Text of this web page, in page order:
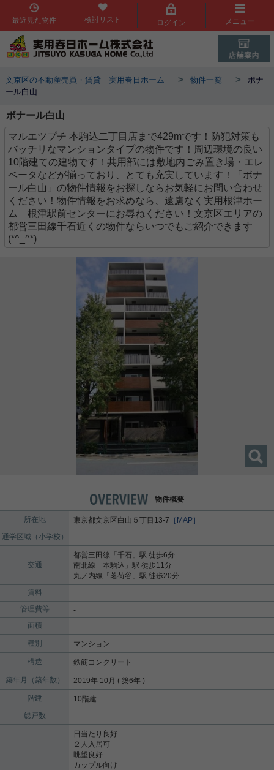
最近見た物件 検討リスト ログイン メニュー
文京区の不動産売買・賃貸｜実用春日ホーム > 物件一覧 >
ボナ
ール白山
ボナール白山
マルエツプチ 本駒込二丁目店まで429mです！防犯対策も
バッチリなマンションタイプの物件です！周辺環境の良い
10階建ての建物です！共用部には敷地内ごみ置き場・エレ
ベータなどが揃っており、とても充実しています！「ボナ
ール白山」の物件情報をお探しならお気軽にお問い合わせ
ください！物件情報をお求めなら、遠慮なく実用根津ホー
ム 根津駅前センターにお尋ねください！文京区エリアの
都営三田線千石近くの物件ならいつでもご紹介できます
(*^_^*)
物件概要
所在地 東京都文京区白山 ５丁目13-7 ［MAP］
通学区域（小学校）
-
交通
都営三田線 「千石 」駅 徒歩6分
南北線 「本駒込 」駅 徒歩11分
丸ノ内線 「茗荷谷 」駅 徒歩20分
賃料
-
管理費等
-
面積
-
種別
マンション
構造 鉄筋コンクリート
築年月（築年数） 2019年 10月 ( 築6年 )
階建
10階建
総戸数
-
日当たり良好
２人入居可
眺望良好
カップル向け